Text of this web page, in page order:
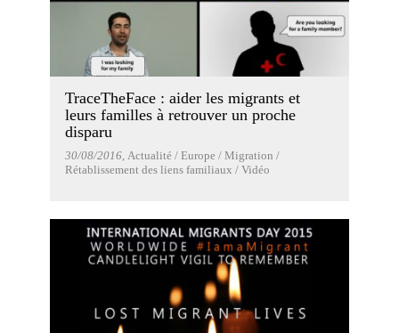
TraceTheFace : aider les migrants et
leurs familles à retrouver un proche
disparu
30/08/2016, Actualité / Europe / Migration /
Rétablissement des liens familiaux / Vidéo